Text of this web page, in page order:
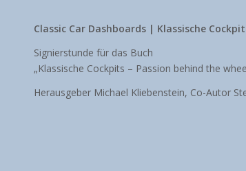
Classic Car Dashboards | Klassische
Signierstunde für das Buch
„Klassische Cockpits – Passion behind the
Herausgeber Michael Kliebenstein, Co-Autor